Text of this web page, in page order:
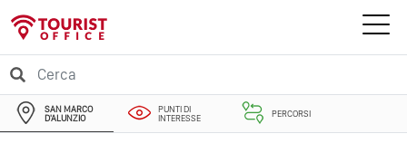
SAN MARCO
D'ALUNZIO
PUNTI DI
INTERESSE
PERCORSI